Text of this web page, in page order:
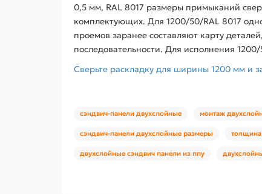
0,5 мм, RAL 8017 размеры примыканий
комплектующих. Для 1200/50/RAL 8017
проемов заранее составляют карту
последовательности. Для исполнения
Сверьте раскладку для ширины 1200 мм и
сэндвич-панели двухслойные монтаж
сэндвич-панели двухслойные размеры толщина
двухслойные сэндвич панели из ппу